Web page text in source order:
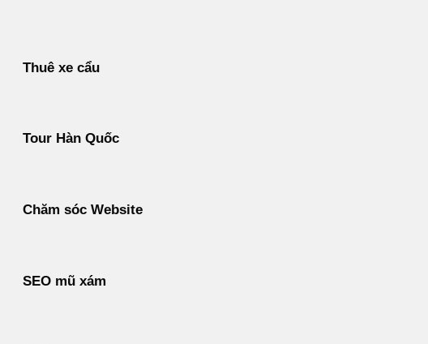
Thuê xe cẩu
Tour Hàn Quốc
Chăm sóc Website
SEO mũ xám